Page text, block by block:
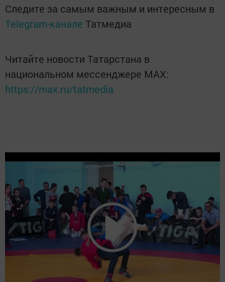
Следите за самым важным и интересным в
Telegram-канале Татмедиа
Читайте новости Татарстана в
национальном мессенджере MАХ:
https://max.ru/tatmedia